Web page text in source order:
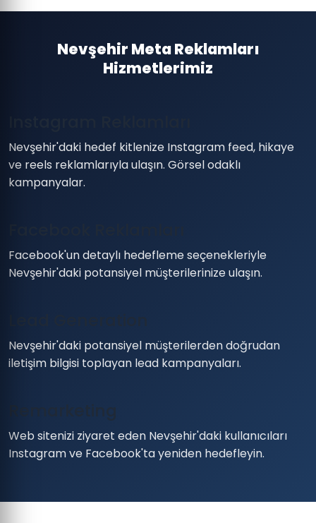
Nevşehir Meta Reklamları
Hizmetlerimiz
Nevşehir'daki hedef kitlenize Instagram feed, hikaye
ve reels reklamlarıyla ulaşın. Görsel odaklı
kampanyalar.
Facebook'un detaylı hedefleme seçenekleriyle
Nevşehir'daki potansiyel müşterilerinize ulaşın.
Nevşehir'daki potansiyel müşterilerden doğrudan
iletişim bilgisi toplayan lead kampanyaları.
Web sitenizi ziyaret eden Nevşehir'daki kullanıcıları
Instagram ve Facebook'ta yeniden hedefleyin.